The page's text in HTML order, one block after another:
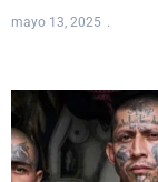
mayo 13, 2025